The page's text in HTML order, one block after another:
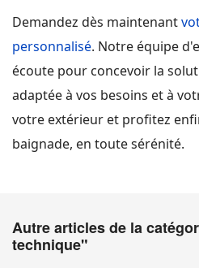
Demandez dès maintenant
personnalisé. Notre équipe
écoute pour concevoir la
adaptée à vos besoins et à
votre extérieur et profitez
baignade, en toute sérénité.
Autre articles de la
technique"